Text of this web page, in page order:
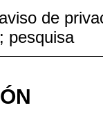
aviso de
pesquisa